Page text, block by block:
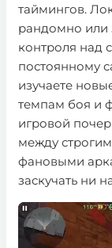
таймингов.
рандомно или
контроля над
постоянному
изучаете
темпам боя и
игровой
между
фановыми
заскучать ни